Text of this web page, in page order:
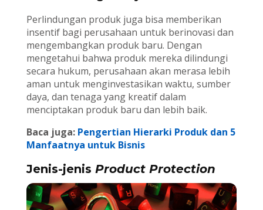
Perlindungan produk juga bisa memberikan
insentif bagi perusahaan untuk berinovasi dan
mengembangkan produk baru. Dengan
mengetahui bahwa produk mereka dilindungi
secara hukum, perusahaan akan merasa lebih
aman untuk menginvestasikan waktu, sumber
daya, dan tenaga yang kreatif dalam
menciptakan produk baru dan lebih baik.
Baca juga: Pengertian Hierarki Produk dan 5
Manfaatnya untuk Bisnis
Jenis-jenis Product Protection